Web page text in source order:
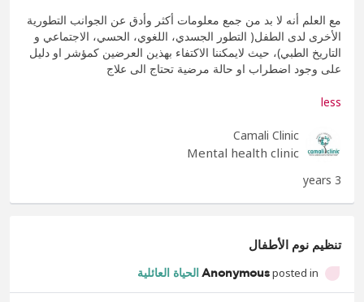
مع العلم أنه لا بد من جمع معلومات أكثر وأدق عن الجوانب التطورية
الأخرى لدى الطفل( التطور الجسدي، اللغوي، الحسي، الاجتماعي و
التاريخ الطبي)، حيث لايمكننا الاكتفاء بهذين العرضين كمؤشر او دليل
على وجود اضطراب او حالة مرضية تحتاج الى علاج
less
Camali Clinic
Mental health clinic
3 years
تنظيم نوم الأطفال
Anonymous posted in الحياة العائلية